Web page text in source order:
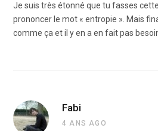
Je suis très étonné que tu fasses
prononcer le mot « entropie ». Mais
comme ça et il y en a en fait pas
Fabi
4 ANS AGO